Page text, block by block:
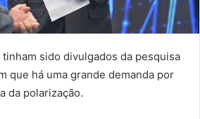
tinham sido divulgados da pesquisa
que há uma grande demanda por
da polarização.